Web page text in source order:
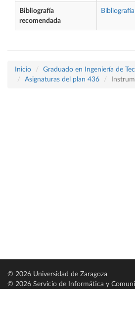
Bibliografía
recomendada
Bibliografía
Inicio
Graduado en Ingeniería de
Asignaturas del plan 436
© 2026 Universidad de Zaragoza
© 2026 Servicio de Informática y